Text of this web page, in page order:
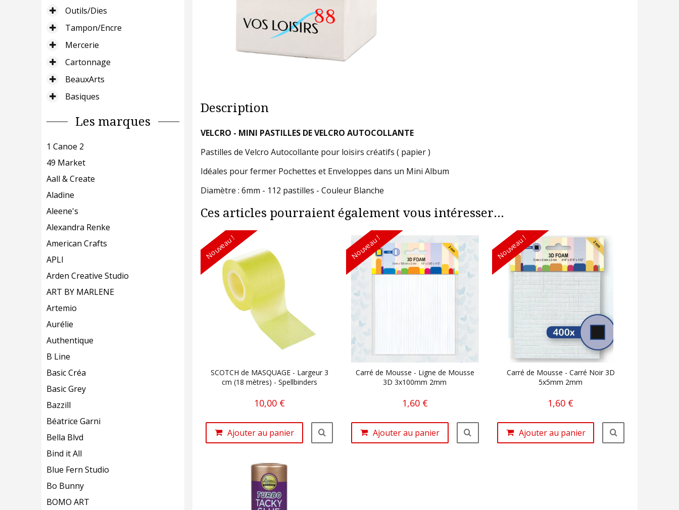
Outils/Dies
Tampon/Encre
Mercerie
Cartonnage
BeauxArts
Basiques
Les marques
1 Canoe 2
49 Market
Aall & Create
Aladine
Aleene's
Alexandra Renke
American Crafts
APLI
Arden Creative Studio
ART BY MARLENE
Artemio
Aurélie
Authentique
B Line
Basic Créa
Basic Grey
Bazzill
Béatrice Garni
Bella Blvd
Bind it All
Blue Fern Studio
Bo Bunny
BOMO ART
Description
VELCRO - MINI PASTILLES DE VELCRO AUTOCOLLANTE
Pastilles de Velcro Autocollante pour loisirs créatifs ( papier )
Idéales pour fermer Pochettes et Enveloppes dans un Mini Album
Diamètre : 6mm - 112 pastilles - Couleur Blanche
Ces articles pourraient également vous intéresser...
Nouveau !
SCOTCH de MASQUAGE - Largeur 3
cm (18 mètres) - Spellbinders
10,00 €
Ajouter au panier
Nouveau !
Carré de Mousse - Ligne de Mousse
3D 3x100mm 2mm
1,60 €
Ajouter au panier
Nouveau !
Carré de Mousse - Carré Noir 3D
5x5mm 2mm
1,60 €
Ajouter au panier